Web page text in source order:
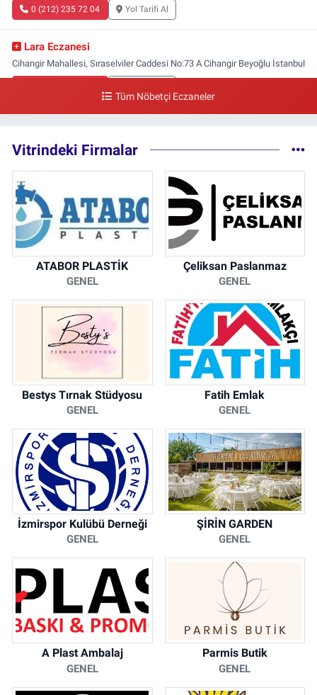
0 (212) 235 72 04 Yol Tarifi Al
Lara Eczanesi
Cihangir Mahallesi, Sıraselviler Caddesi No:73 A Cihangir Beyoğlu İstanbul
Tüm Nöbetçi Eczaneler
Vitrindeki Firmalar
ATABOR PLASTİK
GENEL
Çeliksan Paslanmaz
GENEL
Bestys Tırnak Stüdyosu
GENEL
Fatih Emlak
GENEL
İzmirspor Kulübü Derneği
GENEL
ŞİRİN GARDEN
GENEL
A Plast Ambalaj
GENEL
Parmis Butik
GENEL